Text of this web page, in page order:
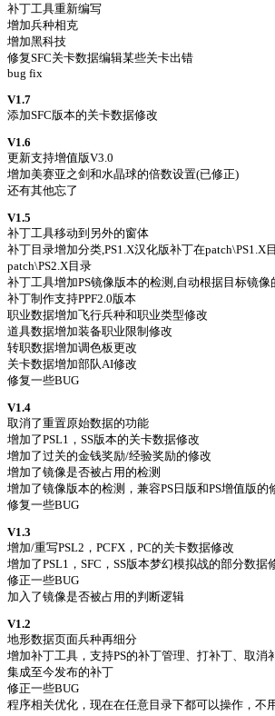
补丁工具重新编写
增加兵种相克
增加黑科技
修复SFC关卡数据编辑某些关卡出错
bug fix
V1.7
添加SFC版本的关卡数据修改
V1.6
更新支持增值版V3.0
增加美赛亚之剑和水晶球的倍数设置(已修正)
还有其他忘了
V1.5
补丁工具移动到另外的窗体
补丁目录增加分类,PS1.X汉化版补丁在patch\PS1.X
patch\PS2.X目录
补丁工具增加PS镜像版本的检测,自动根据目标镜
补丁制作支持PPF2.0版本
职业数据增加飞行兵种和职业类型修改
道具数据增加装备职业限制修改
转职数据增加调色板更改
关卡数据增加部队AI修改
修复一些BUG
V1.4
取消了重置原始数据的功能
增加了PSL1，SS版本的关卡数据修改
增加了过关的金钱奖励/经验奖励的修改
增加了镜像是否被占用的检测
增加了镜像版本的检测，兼容PS日版和PS增值版的
修复一些BUG
V1.3
增加/重写PSL2，PCFX，PC的关卡数据修改
增加了PSL1，SFC，SS版本梦幻模拟战的部分数据
修正一些BUG
加入了镜像是否被占用的判断逻辑
V1.2
地形数据页面兵种再细分
增加补丁工具，支持PS的补丁管理、打补丁、取消
集成至今发布的补丁
修正一些BUG
程序相关优化，现在在任意目录下都可以操作，不